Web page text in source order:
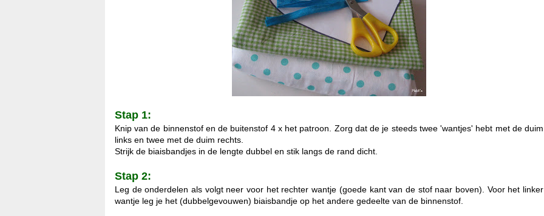
Stap 1:
Knip van de binnenstof en de buitenstof 4 x het patroon. Zorg dat de je steeds twee 'wantjes' hebt met de duim
links en twee met de duim rechts.
Strijk de biaisbandjes in de lengte dubbel en stik langs de rand dicht.
Stap 2:
Leg de onderdelen als volgt neer voor het rechter wantje (goede kant van de stof naar boven). Voor het linker
wantje leg je het (dubbelgevouwen) biaisbandje op het andere gedeelte van de binnenstof.